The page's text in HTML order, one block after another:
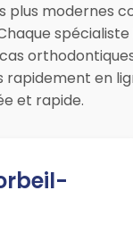
modernes
en
et rapide.